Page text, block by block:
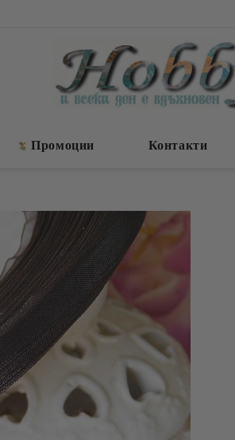
Промоции Контакти